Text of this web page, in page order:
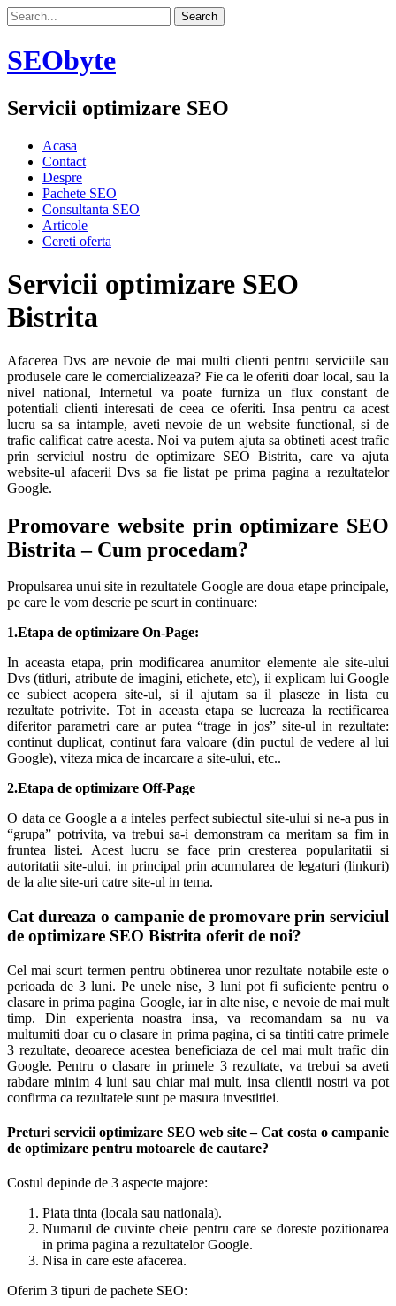
SEObyte
Servicii optimizare SEO
Acasa
Contact
Despre
Pachete SEO
Consultanta SEO
Articole
Cereti oferta
Servicii optimizare SEO
Bistrita
Afacerea Dvs are nevoie de mai multi clienti pentru serviciile sau
produsele care le comercializeaza? Fie ca le oferiti doar local, sau la
nivel national, Internetul va poate furniza un flux constant de
potentiali clienti interesati de ceea ce oferiti. Insa pentru ca acest
lucru sa sa intample, aveti nevoie de un website functional, si de
trafic calificat catre acesta. Noi va putem ajuta sa obtineti acest trafic
prin serviciul nostru de optimizare SEO Bistrita, care va ajuta
website-ul afacerii Dvs sa fie listat pe prima pagina a rezultatelor
Google.
Promovare website prin optimizare SEO
Bistrita – Cum procedam?
Propulsarea unui site in rezultatele Google are doua etape principale,
pe care le vom descrie pe scurt in continuare:
1.Etapa de optimizare On-Page:
In aceasta etapa, prin modificarea anumitor elemente ale site-ului
Dvs (titluri, atribute de imagini, etichete, etc), ii explicam lui Google
ce subiect acopera site-ul, si il ajutam sa il plaseze in lista cu
rezultate potrivite. Tot in aceasta etapa se lucreaza la rectificarea
diferitor parametri care ar putea “trage in jos” site-ul in rezultate:
continut duplicat, continut fara valoare (din puctul de vedere al lui
Google), viteza mica de incarcare a site-ului, etc..
2.Etapa de optimizare Off-Page
O data ce Google a a inteles perfect subiectul site-ului si ne-a pus in
“grupa” potrivita, va trebui sa-i demonstram ca meritam sa fim in
fruntea listei. Acest lucru se face prin cresterea popularitatii si
autoritatii site-ului, in principal prin acumularea de legaturi (linkuri)
de la alte site-uri catre site-ul in tema.
Cat dureaza o campanie de promovare prin serviciul
de optimizare SEO Bistrita oferit de noi?
Cel mai scurt termen pentru obtinerea unor rezultate notabile este o
perioada de 3 luni. Pe unele nise, 3 luni pot fi suficiente pentru o
clasare in prima pagina Google, iar in alte nise, e nevoie de mai mult
timp. Din experienta noastra insa, va recomandam sa nu va
multumiti doar cu o clasare in prima pagina, ci sa tintiti catre primele
3 rezultate, deoarece acestea beneficiaza de cel mai mult trafic din
Google. Pentru o clasare in primele 3 rezultate, va trebui sa aveti
rabdare minim 4 luni sau chiar mai mult, insa clientii nostri va pot
confirma ca rezultatele sunt pe masura investitiei.
Preturi servicii optimizare SEO web site – Cat costa o campanie
de optimizare pentru motoarele de cautare?
Costul depinde de 3 aspecte majore:
Piata tinta (locala sau nationala).
Numarul de cuvinte cheie pentru care se doreste pozitionarea
in prima pagina a rezultatelor Google.
Nisa in care este afacerea.
Oferim 3 tipuri de pachete SEO: